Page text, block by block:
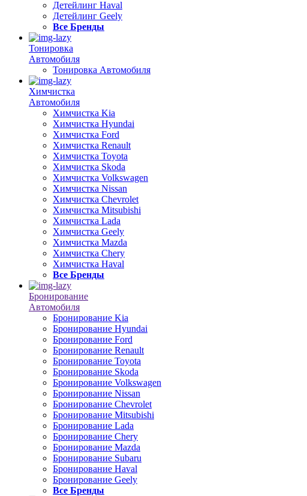
Детейлинг Haval
Детейлинг Geely
Все Бренды
Тонировка
Автомобиля
Тонировка Автомобиля
Химчистка
Автомобиля
Химчистка Kia
Химчистка Hyundai
Химчистка Ford
Химчистка Renault
Химчистка Toyota
Химчистка Skoda
Химчистка Volkswagen
Химчистка Nissan
Химчистка Chevrolet
Химчистка Mitsubishi
Химчистка Lada
Химчистка Geely
Химчистка Mazda
Химчистка Chery
Химчистка Haval
Все Бренды
Бронирование
Автомобиля
Бронирование Kia
Бронирование Hyundai
Бронирование Ford
Бронирование Renault
Бронирование Toyota
Бронирование Skoda
Бронирование Volkswagen
Бронирование Nissan
Бронирование Chevrolet
Бронирование Mitsubishi
Бронирование Lada
Бронирование Chery
Бронирование Mazda
Бронирование Subaru
Бронирование Haval
Бронирование Geely
Все Бренды